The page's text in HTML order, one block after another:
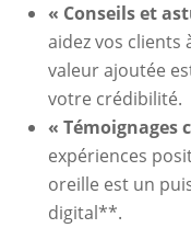
« Conseils et
aidez vos clients
valeur ajoutée
votre crédibilité.
« Témoignages
expériences
oreille est un
digital**.